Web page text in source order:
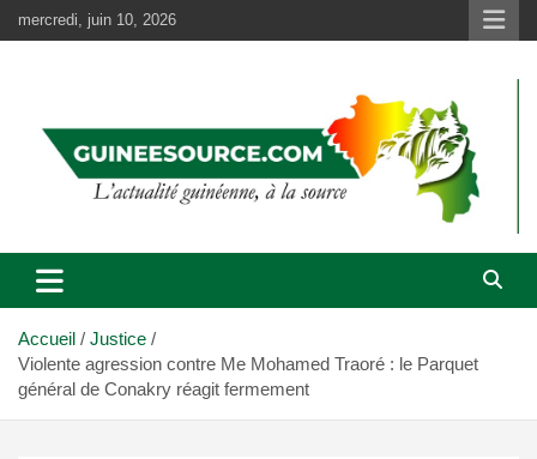
au
mercredi, juin 10, 2026
Accueil
Justice
Violente agression contre Me Mohamed Traoré : le Parquet
général de Conakry réagit fermement